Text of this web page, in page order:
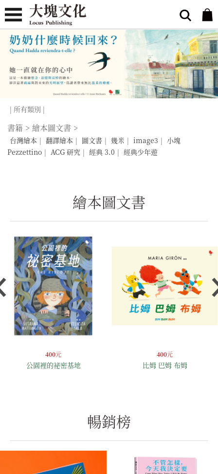
| 所有類別 |
書籍 > 繪本圖文書 >
台灣繪本 | 翻譯繪本 | 圖文書 | 幾米 | image3 | 小塊
Pezzettino | ACG 研究 | 經典 3.0 | 經典少年遊
繪本圖文書
400元
公園裡的祕密基地
400元
比姆 巴姆 布姆
暢銷榜